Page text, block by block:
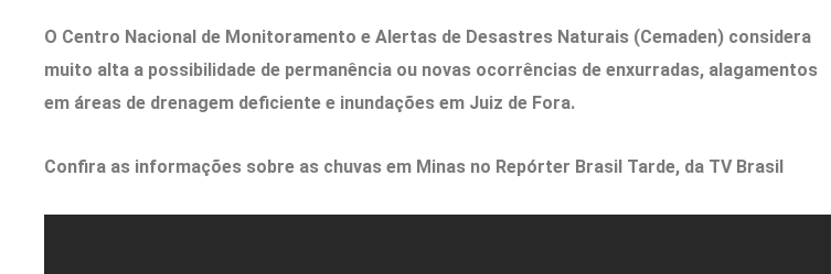
O Centro Nacional de Monitoramento e Alertas de Desastres Naturais (Cemaden) considera
muito alta a possibilidade de permanência ou novas ocorrências de enxurradas, alagamentos
em áreas de drenagem deficiente e inundações em Juiz de Fora.
Confira as informações sobre as chuvas em Minas no Repórter Brasil Tarde, da TV Brasil